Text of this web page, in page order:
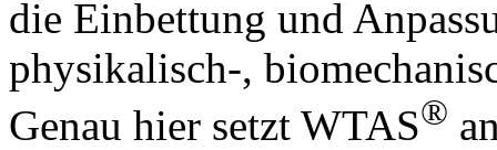
die Einbettung und
physikalisch-,
Genau hier setzt WTAS®